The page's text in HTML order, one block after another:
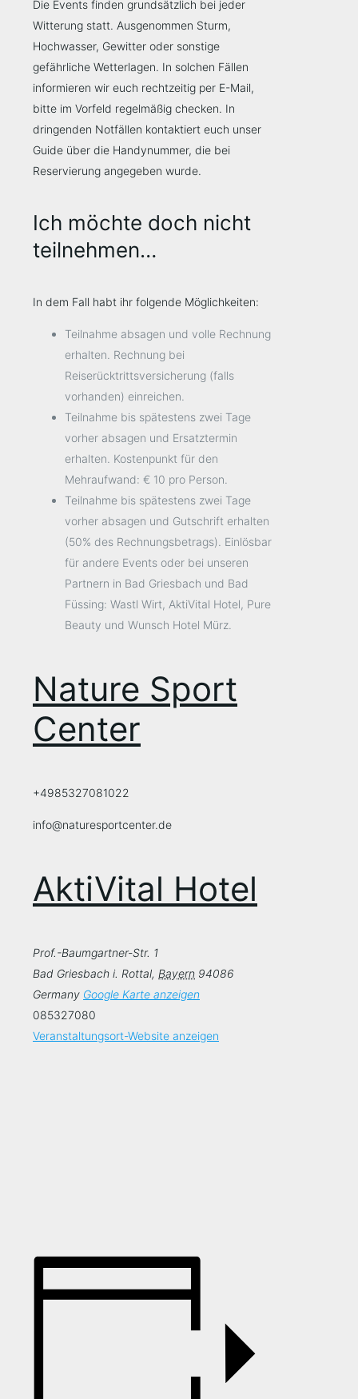
Die Events finden grundsätzlich bei jeder
Witterung statt. Ausgenommen Sturm,
Hochwasser, Gewitter oder sonstige
gefährliche Wetterlagen. In solchen Fällen
informieren wir euch rechtzeitig per E-Mail,
bitte im Vorfeld regelmäßig checken. In
dringenden Notfällen kontaktiert euch unser
Guide über die Handynummer, die bei
Reservierung angegeben wurde.
Ich möchte doch nicht
teilnehmen…
In dem Fall habt ihr folgende Möglichkeiten:
Teilnahme absagen und volle Rechnung
erhalten. Rechnung bei
Reiserücktrittsversicherung (falls
vorhanden) einreichen.
Teilnahme bis spätestens zwei Tage
vorher absagen und Ersatztermin
erhalten. Kostenpunkt für den
Mehraufwand: € 10 pro Person.
Teilnahme bis spätestens zwei Tage
vorher absagen und Gutschrift erhalten
(50% des Rechnungsbetrags). Einlösbar
für andere Events oder bei unseren
Partnern in Bad Griesbach und Bad
Füssing: Wastl Wirt, AktiVital Hotel, Pure
Beauty und Wunsch Hotel Mürz.
Nature Sport
Center
+4985327081022
info@naturesportcenter.de
AktiVital Hotel
Prof.-Baumgartner-Str. 1
Bad Griesbach i. Rottal, Bayern 94086
Germany Google Karte anzeigen
085327080
Veranstaltungsort-Website anzeigen